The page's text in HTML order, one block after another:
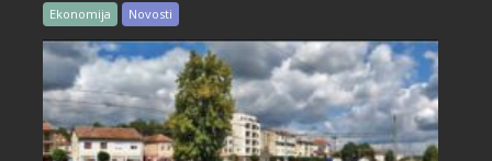
Ekonomija Novosti